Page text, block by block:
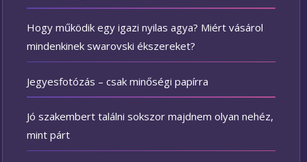
Hogy működik egy igazi nyilas agya? Miért vásárol
mindenkinek swarovski ékszereket?
Jegyesfotózás – csak minőségi papírra
Jó szakembert találni sokszor majdnem olyan nehéz,
mint párt